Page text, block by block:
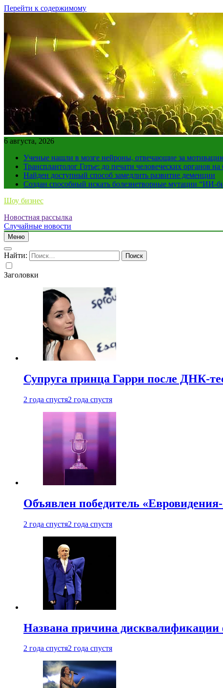
Перейти к содержимому
6 августа, 2026
Ученые нашли в мозге нейроны, отвечающие за
Трансплантолог Готье: до печати человеческих органов
Найден доступный способ замедлить развитие деменции
Создан способный искать болезнетворные мутации “ИИ-
Шоу бизнес
Новостная рассылка
Случайные новости
Меню
Найти:
Заголовки
Супруга принца Гарри после ДНК-
2 года спустя2 года спустя
Объявлен победитель
2 года спустя2 года спустя
Названа причина дисквалификации
2 года спустя2 года спустя